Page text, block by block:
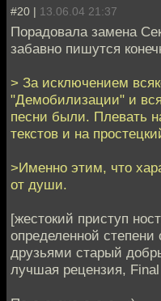
#20 | 13.06.04 21:37
Порадовала замена
забавно пишутся
> За исключением
"Демобилизации" и
песни были. Плевать
текстов и на
>Именно этим, что
от души.
[жестокий приступ
определенной степени
друзьями старый
лучшая рецензия,